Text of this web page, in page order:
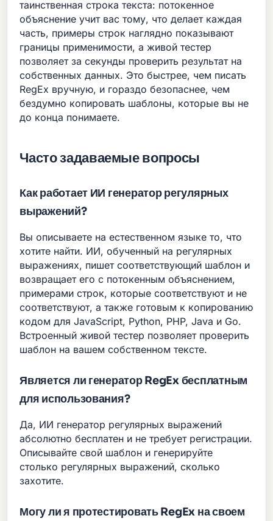
таинственная строка текста: потокенное
объяснение учит вас тому, что делает каждая
часть, примеры строк наглядно показывают
границы применимости, а живой тестер
позволяет за секунды проверить результат на
собственных данных. Это быстрее, чем писать
RegEx вручную, и гораздо безопаснее, чем
бездумно копировать шаблоны, которые вы не
до конца понимаете.
Часто задаваемые вопросы
Как работает ИИ генератор регулярных
выражений?
Вы описываете на естественном языке то, что
хотите найти. ИИ, обученный на регулярных
выражениях, пишет соответствующий шаблон и
возвращает его с потокенным объяснением,
примерами строк, которые соответствуют и не
соответствуют, а также готовым к копированию
кодом для JavaScript, Python, PHP, Java и Go.
Встроенный живой тестер позволяет проверить
шаблон на вашем собственном тексте.
Является ли генератор RegEx бесплатным
для использования?
Да, ИИ генератор регулярных выражений
абсолютно бесплатен и не требует регистрации.
Описывайте свой шаблон и генерируйте
столько регулярных выражений, сколько
захотите.
Могу ли я протестировать RegEx на своем